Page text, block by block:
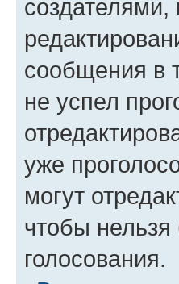
сообщения в
не успел
уже
могут
чтобы
голосования.